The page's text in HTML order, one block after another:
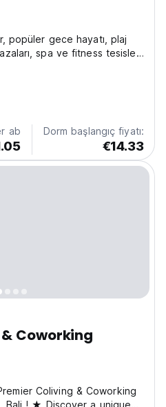
popüler gece hayatı, plaj
spa ve fitness tesisleri
olan her şey kelimenin
ab Dorm başlangıç fiyatı:
€14.33
Coworking
Coliving & Coworking
Bali ! ★ Discover a unique